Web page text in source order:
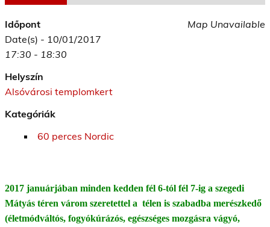
Map Unavailable
Időpont
Date(s) - 10/01/2017
17:30 - 18:30
Helyszín
Alsóvárosi templomkert
Kategóriák
60 perces Nordic
2017 januárjában minden kedden fél 6-tól fél 7-ig a szegedi
Mátyás téren várom szeretettel a télen is szabadba merészkedő
(életmódváltós, fogyókúrázós, egészséges mozgásra vágyó,